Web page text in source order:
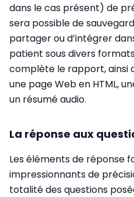
dans le cas présent) de
sera possible de
partager ou d’intégrer
patient sous divers
complète le rapport, ainsi
une page Web en HTML,
un résumé audio.
La réponse aux
Les éléments de réponse
impressionnants de
totalité des questions